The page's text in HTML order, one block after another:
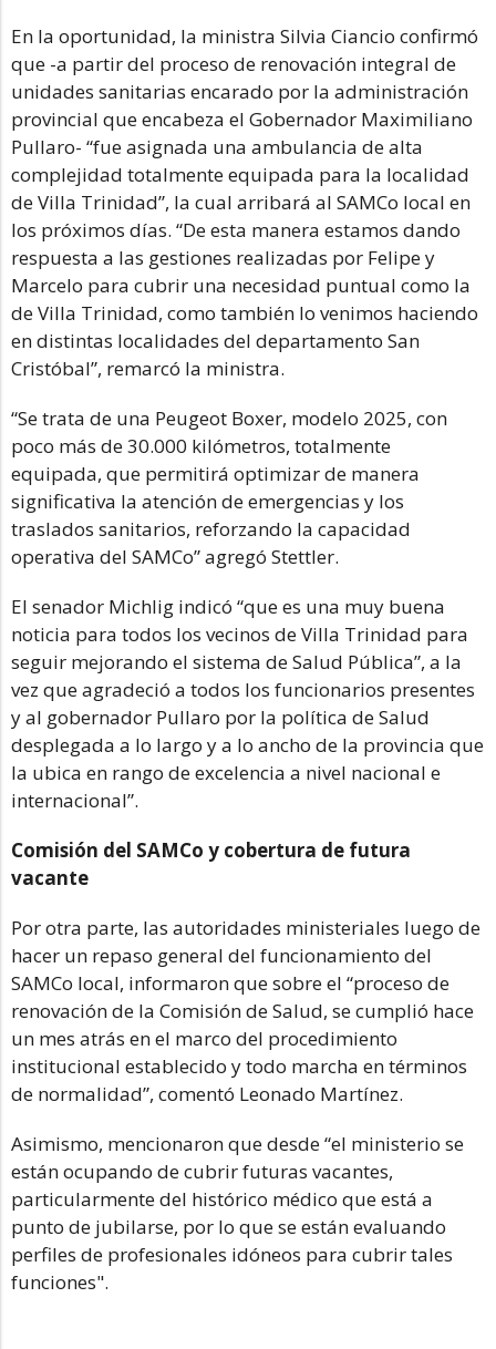
En la oportunidad, la ministra Silvia Ciancio confirmó
que -a partir del proceso de renovación integral de
unidades sanitarias encarado por la administración
provincial que encabeza el Gobernador Maximiliano
Pullaro- “fue asignada una ambulancia de alta
complejidad totalmente equipada para la localidad
de Villa Trinidad”, la cual arribará al SAMCo local en
los próximos días. “De esta manera estamos dando
respuesta a las gestiones realizadas por Felipe y
Marcelo para cubrir una necesidad puntual como la
de Villa Trinidad, como también lo venimos haciendo
en distintas localidades del departamento San
Cristóbal”, remarcó la ministra.
“Se trata de una Peugeot Boxer, modelo 2025, con
poco más de 30.000 kilómetros, totalmente
equipada, que permitirá optimizar de manera
significativa la atención de emergencias y los
traslados sanitarios, reforzando la capacidad
operativa del SAMCo” agregó Stettler.
El senador Michlig indicó “que es una muy buena
noticia para todos los vecinos de Villa Trinidad para
seguir mejorando el sistema de Salud Pública”, a la
vez que agradeció a todos los funcionarios presentes
y al gobernador Pullaro por la política de Salud
desplegada a lo largo y a lo ancho de la provincia que
la ubica en rango de excelencia a nivel nacional e
internacional”.
Comisión del SAMCo y cobertura de futura
vacante
Por otra parte, las autoridades ministeriales luego de
hacer un repaso general del funcionamiento del
SAMCo local, informaron que sobre el “proceso de
renovación de la Comisión de Salud, se cumplió hace
un mes atrás en el marco del procedimiento
institucional establecido y todo marcha en términos
de normalidad”, comentó Leonado Martínez.
Asimismo, mencionaron que desde “el ministerio se
están ocupando de cubrir futuras vacantes,
particularmente del histórico médico que está a
punto de jubilarse, por lo que se están evaluando
perfiles de profesionales idóneos para cubrir tales
funciones".